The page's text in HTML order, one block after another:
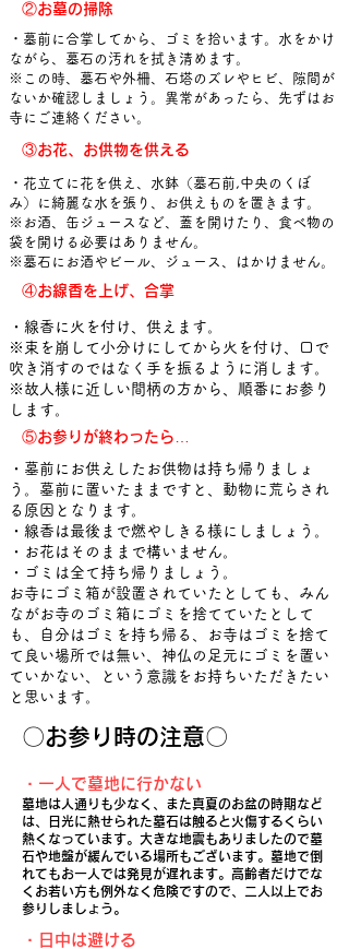
​②お墓の掃除
・墓前に合掌してから、ゴミを拾います。水をかけ
ながら、墓石の汚れを拭き清めます。
※この時、墓石や外柵、石塔のズレやヒビ、隙間が
ないか確認しましょう。異常があったら、先ずはお
寺にご連絡ください。
③お花、お供物を供える
・花立てに花を供え、水鉢（墓石前,中央のくぼ
み）に綺麗な水を張り、お供えものを置きます。
※​お酒、缶ジュースなど、蓋を開けたり、食べ物の
袋を開ける必要はありません。
​※墓石にお酒やビール、ジュース、はかけません。
④お線香を上げ、合掌
・線香に火を付け、供えます。
※束を崩して小分けにしてから火を付け、口で
吹き消すのではなく手を振るように消します。
​※故人様に近しい間柄の方から、順番にお参り
します。
⑤お参りが終わったら…
・墓前にお供えしたお供物は持ち帰りましょ
う。墓前に置いたままですと、動物に荒らされ
る原因となります。
・線香は最後まで燃やしきる様にしましょう。
​・お花はそのままで構いません。
・ゴミは全て持ち帰りましょう。
​お寺にゴミ箱が設置されていたとしても、みん
ながお寺のゴミ箱にゴミを捨てていたとして
も、自分はゴミを持ち帰る、お寺はゴミを捨て
て良い場所では無い、神仏の足元にゴミを置い
ていかない、という意識をお持ちいただきたい
と思います。
〇お参り時の注意〇
・一人で墓地に行かない
墓地は人通りも少なく、また真夏のお盆の時期など
は、日光に熱せられた墓石は触ると火傷するくらい
熱くなっています。大きな地震もありましたので墓
石や地盤が緩んでいる場所もございます。墓地で倒
れてもお一人では発見が遅れます。高齢者だけでな
くお若い方も例外なく危険ですので、二人以上でお
参りしましょう。
・日中は避ける